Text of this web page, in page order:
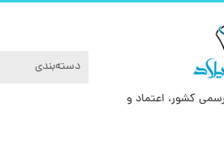
کشور، اعتماد و